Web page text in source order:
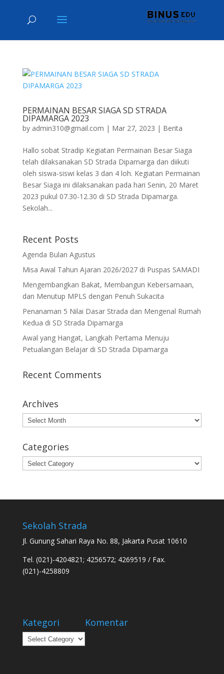
PERMAINAN BESAR SIAGA SD STRADA
DIPAMARGA 2023
by admin310@gmail.com | Mar 27, 2023 | Berita
Hallo sobat Stradip Kegiatan Permainan Besar Siaga
telah dilaksanakan SD Strada Dipamarga dan diikuti
oleh siswa-siswi kelas 3 dan 4 loh. Kegiatan Permainan
Besar Siaga ini dilaksanakan pada hari Senin, 20 Maret
2023 pukul 07.30-12.30 di SD Strada Dipamarga.
Sekolah...
Recent Posts
Agenda Bulan Agustus
Misa Awal Tahun Ajaran 2026/2027 di Puspas SAMADI
Mengembangkan Bakat, Membangun Kebersamaan,
dan Menutup MPLS dengan Penuh Sukacita
Penanaman 5 Nilai Dasar Strada dan Mengenal Rumah
Kedua di SD Strada Dipamarga
Awal yang Hangat, Langkah Pertama Menuju
Petualangan Belajar di SD Strada Dipamarga
Recent Comments
Archives
Archives
Categories
Categories
Sekolah Strada
Jl. Gunung Sahari Raya No. 88, Jakarta Pusat 10610
Tel. (021)-4204821; 4256572; 4269519 / Fax.
(021)-4258809
Kategori
Kategori
Komentar